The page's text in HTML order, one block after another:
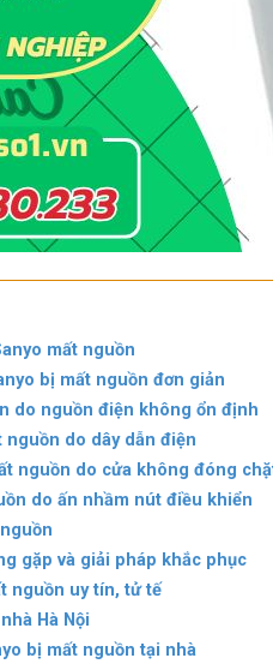
mất nguồn
bị mất nguồn đơn giản
do nguồn điện không ổn định
do dây dẫn điện
nguồn do cửa không đóng
do ấn nhầm nút điều khiển
gặp và giải pháp khắc phục
nguồn uy tín, tử tế
Hà Nội
bị mất nguồn tại nhà